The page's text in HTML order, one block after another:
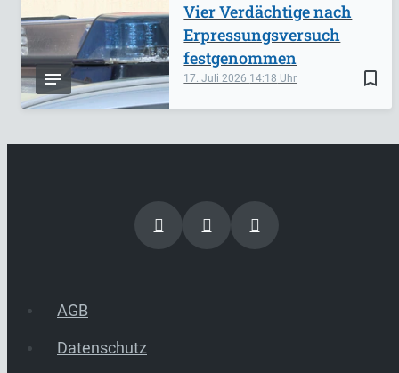
bookmark_border
17. Juli 2026 14:18
Vier Verdächtige nach
Erpressungsversuch
festgenommen
AGB
Datenschutz